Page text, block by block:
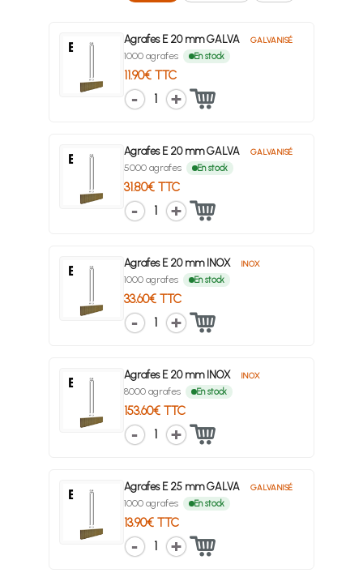
Agrafes E 20 mm GALVA GALVANISÉ
1000 agrafes En stock
11.90€ TTC
1
Agrafes E 20 mm GALVA GALVANISÉ
5000 agrafes En stock
31.80€ TTC
1
Agrafes E 20 mm INOX INOX
1000 agrafes En stock
33.60€ TTC
1
Agrafes E 20 mm INOX INOX
8000 agrafes En stock
153.60€ TTC
1
Agrafes E 25 mm GALVA GALVANISÉ
1000 agrafes En stock
13.90€ TTC
1